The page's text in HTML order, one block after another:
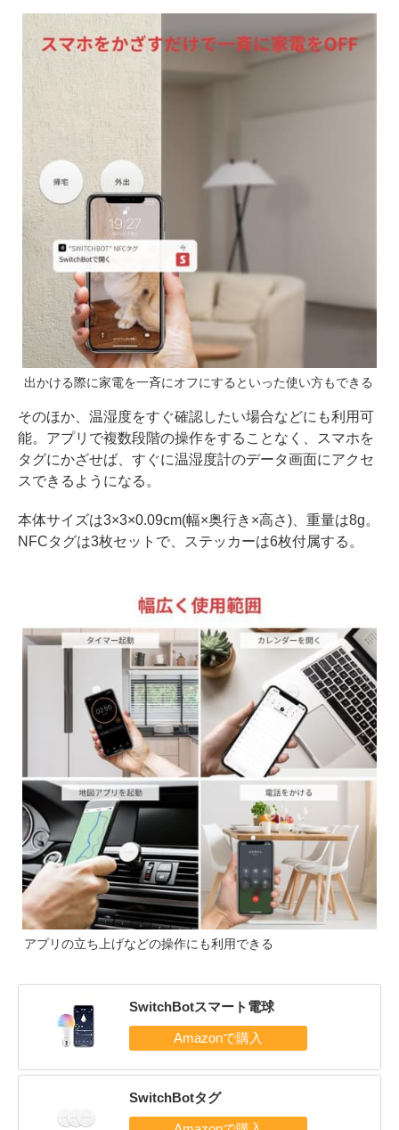
出かける際に家電を一斉にオフにするといった使い方もできる
そのほか、温湿度をすぐ確認したい場合などにも利用可
能。アプリで複数段階の操作をすることなく、スマホを
タグにかざせば、すぐに温湿度計のデータ画面にアクセ
スできるようになる。
本体サイズは3×3×0.09cm(幅×奥行き×高さ)、重量は8g。
NFCタグは3枚セットで、ステッカーは6枚付属する。
アプリの立ち上げなどの操作にも利用できる
SwitchBotスマート電球
SwitchBotタグ